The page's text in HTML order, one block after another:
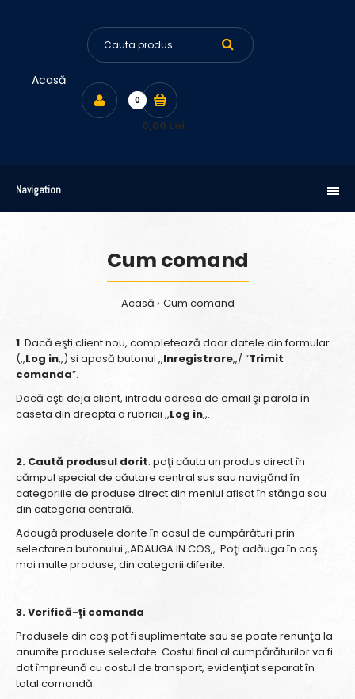
Acasă
0
0,00 Lei
Navigation
Cum comand
Acasă Cum comand
1. Dacă eşti client nou, completează doar datele din formular
(,,Log in,,) si apasă butonul ,,Inregistrare,,/ “Trimit
comanda”.
Dacă eşti deja client, introdu adresa de email şi parola în
caseta din dreapta a rubricii ,,Log in,,.
2. Caută produsul dorit: poţi căuta un produs direct în
cămpul special de căutare central sus sau navigănd în
categoriile de produse direct din meniul afisat în stănga sau
din categoria centrală.
Adaugă produsele dorite în cosul de cumpărături prin
selectarea butonului ,,ADAUGA IN COS,,. Poţi adăuga în coş
mai multe produse, din categorii diferite.
3. Verifică-ţi comanda
Produsele din coş pot fi suplimentate sau se poate renunţa la
anumite produse selectate. Costul final al cumpărăturilor va fi
dat împreună cu costul de transport, evidenţiat separat în
total comandă.